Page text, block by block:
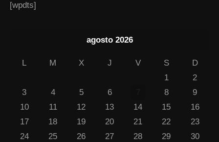
[wpdts]
agosto 2026
L M X J V S
D
1
2
3
4 5 6 8
9
10
11 12 13 14 15
16
17
18 19 20 21 22
23
24
25 26 27 28 29
30